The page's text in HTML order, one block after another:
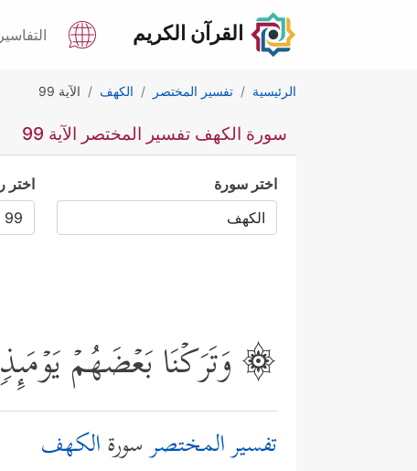
القرآن الكريم التفاسير
الرئيسية تفسير المختصر الكهف الآية 99
سورة الكهف تفسير المختصر الآية 99
اختر سورة اختر
۞ وَتَرَكۡنَا بَعۡضَهُمۡ
تفسير المختصرسورةالكهف